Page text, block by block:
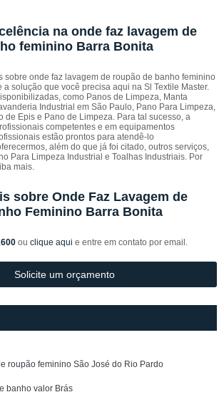
na onde faz lavagem de
feminino Barra Bonita
sobre onde faz lavagem de roupão de banho feminino
a solução que você precisa aqui na Sl Textile Master.
como Panos de Limpeza, Manta
Industrial em São Paulo, Pano Para Limpeza,
de Epis e Pano de Limpeza. Para tal sucesso, a
competentes e em equipamentos
estão prontos para atendê-lo
além do que já foi citado, outros serviços,
Para Limpeza Industrial e Toalhas Industriais. Por
mais.
sobre Onde Faz Lavagem de
Feminino Barra Bonita
ou clique aqui e entre em contato por email.
Solicite um orçamento
roupão feminino São José do Rio Pardo
banho valor Brás